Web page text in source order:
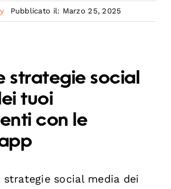
Pubblicato il: Marzo 25, 2025
strategie social
tuoi
con le
strategie social media dei